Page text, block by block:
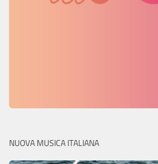
NUOVA MUSICA ITALIANA